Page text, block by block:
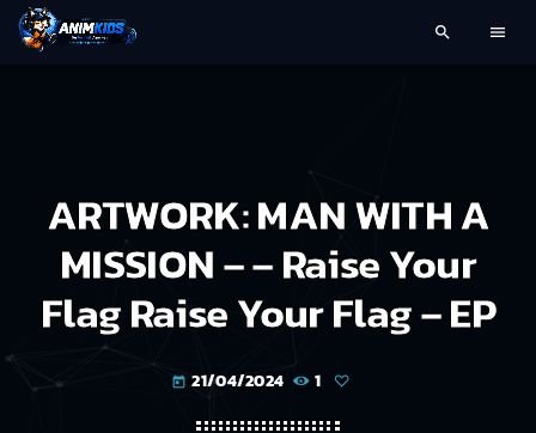
search menu
ARTWORK: MAN WITH A
MISSION – – Raise Your
Flag Raise Your Flag – EP
today 21/04/2024 1